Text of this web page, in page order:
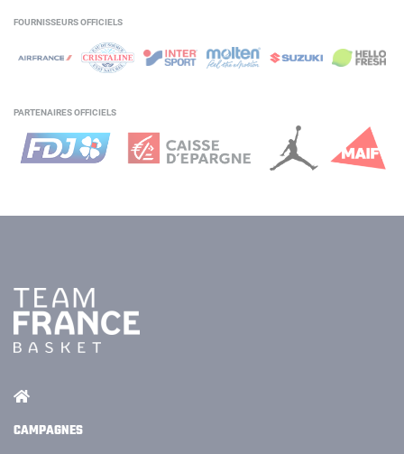
FOURNISSEURS OFFICIELS
PARTENAIRES OFFICIELS
CAMPAGNES